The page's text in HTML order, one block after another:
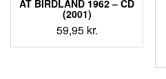
AT BIRDLAND 1962 – CD
(2001)
59,95 kr.